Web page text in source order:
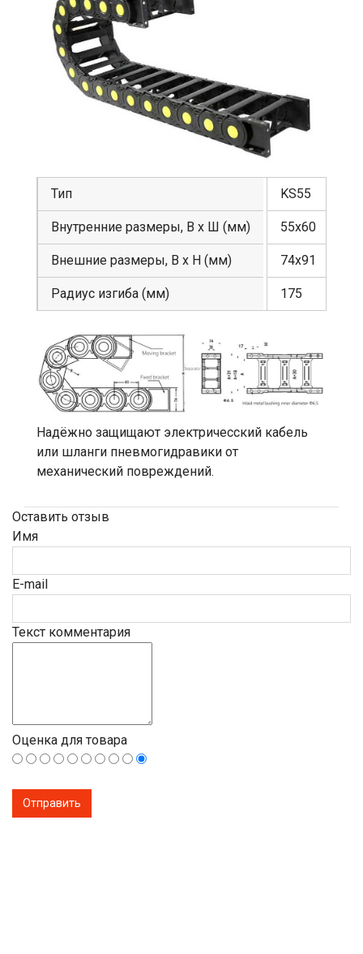
Тип
Внутренние размеры, В х Ш (мм)
Внешние размеры, В х Н (мм)
Радиус изгиба (мм)
KS55
55х60
74х91
175
Надёжно защищают электричесский кабель
или шланги пневмогидравики от
механический повреждений.
Оставить отзыв
Имя
E-mail
Текст комментария
Оценка для товара